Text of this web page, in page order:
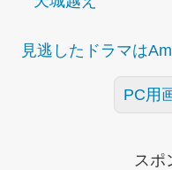
見逃したドラマは
PC用
スポ